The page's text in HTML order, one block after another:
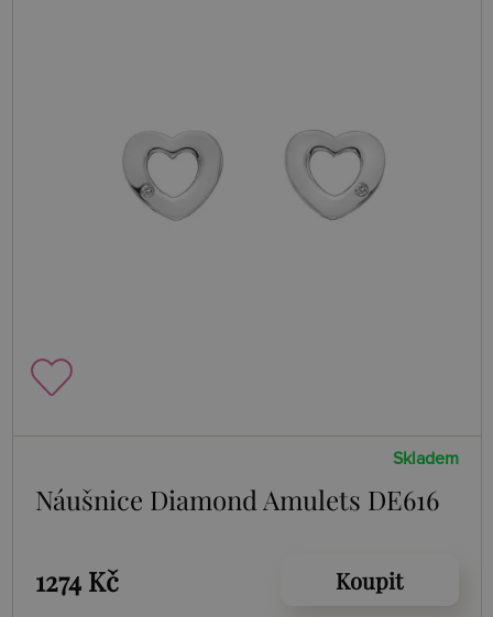
Skladem
Náušnice Diamond Amulets DE616
1274 Kč Koupit